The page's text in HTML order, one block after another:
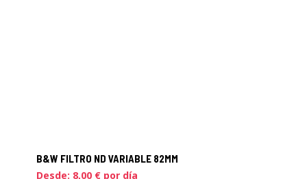
B&W FILTRO ND VARIABLE 82MM
Desde: 8,00 € por día